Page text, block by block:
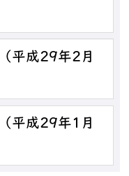
平成29年2月
平成29年1月